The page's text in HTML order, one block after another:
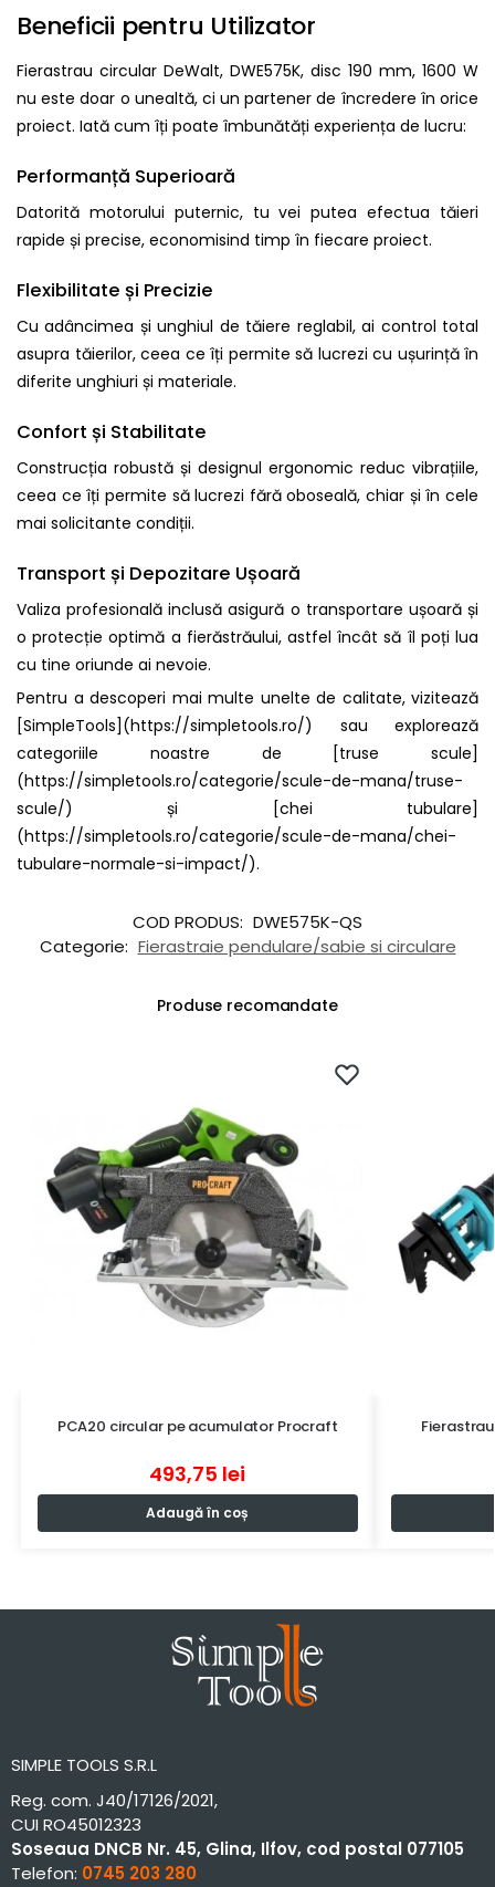
Beneficii pentru Utilizator
Fierastrau circular DeWalt, DWE575K, disc 190 mm, 1600 W
nu este doar o unealtă, ci un partener de încredere în orice
proiect. Iată cum îți poate îmbunătăți experiența de lucru:
Performanță Superioară
Datorită motorului puternic, tu vei putea efectua tăieri
rapide și precise, economisind timp în fiecare proiect.
Flexibilitate și Precizie
Cu adâncimea și unghiul de tăiere reglabil, ai control total
asupra tăierilor, ceea ce îți permite să lucrezi cu ușurință în
diferite unghiuri și materiale.
Confort și Stabilitate
Construcția robustă și designul ergonomic reduc vibrațiile,
ceea ce îți permite să lucrezi fără oboseală, chiar și în cele
mai solicitante condiții.
Transport și Depozitare Ușoară
Valiza profesională inclusă asigură o transportare ușoară și
o protecție optimă a fierăstrăului, astfel încât să îl poți lua
cu tine oriunde ai nevoie.
Pentru a descoperi mai multe unelte de calitate, vizitează
[SimpleTools](https://simpletools.ro/) sau explorează
categoriile noastre de [truse scule]
(https://simpletools.ro/categorie/scule-de-mana/truse-
scule/) și [chei tubulare]
(https://simpletools.ro/categorie/scule-de-mana/chei-
tubulare-normale-si-impact/).
COD PRODUS: DWE575K-QS
Categorie: Fierastraie pendulare/sabie si circulare
Produse recomandate
PCA20 circular pe acumulator Procraft
493,75 lei
Adaugă în coș
SIMPLE TOOLS S.R.L
Reg. com. J40/17126/2021,
CUI RO45012323
Soseaua DNCB Nr. 45, Glina, Ilfov, cod postal 077105
Telefon: 0745 203 280